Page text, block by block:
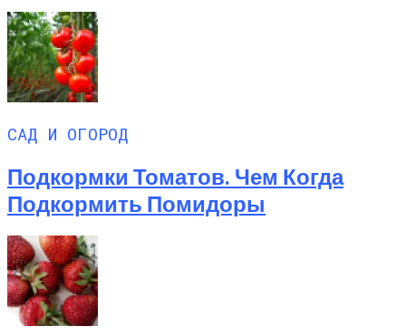
САД И ОГОРОД
Подкормки Томатов. Чем Когда
Подкормить Помидоры